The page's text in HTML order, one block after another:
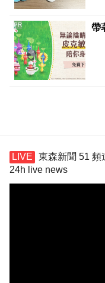
帶
PR
東森新聞 51 頻
24h live news